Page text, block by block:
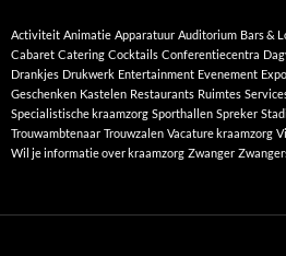
Activiteit Animatie Apparatuur Auditorium Bars &
Cabaret Catering Cocktails Conferentiecentra
Drankjes Drukwerk Entertainment Evenement
Geschenken Kastelen Restaurants Ruimtes
Specialistische kraamzorg Sporthallen Spreker
Trouwambtenaar Trouwzalen Vacature kraamzorg
Wil je informatie over kraamzorg Zwanger